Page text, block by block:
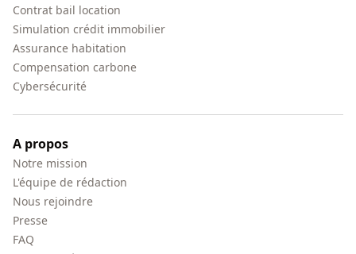
Contrat bail location
Simulation crédit immobilier
Assurance habitation
Compensation carbone
Cybersécurité
A propos
Notre mission
L'équipe de rédaction
Nous rejoindre
Presse
FAQ